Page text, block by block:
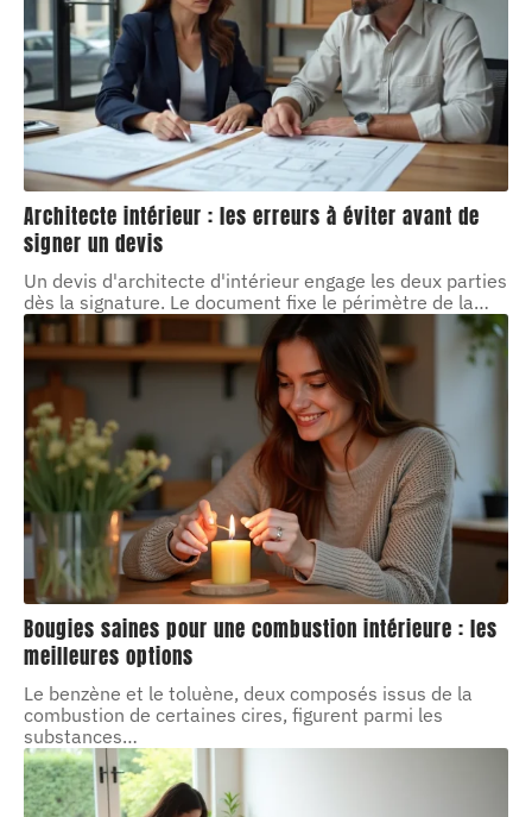
Architecte intérieur : les erreurs à éviter avant de
signer un devis
Un devis d'architecte d'intérieur engage les deux parties
dès la signature. Le document fixe le périmètre de la…
Bougies saines pour une combustion intérieure : les
meilleures options
Le benzène et le toluène, deux composés issus de la
combustion de certaines cires, figurent parmi les
substances…